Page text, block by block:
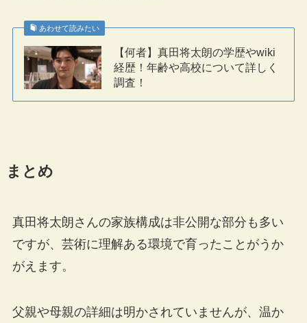
あわせて読みたい
【何者】真田将太朗の学歴やwiki
経歴！年齢や高校について詳しく
調査！
まとめ
真田将太朗さんの家族構成は非公開な部分も多い
ですが、芸術に理解ある環境で育ったことがうか
がえます。
父親や母親の詳細は明かされていませんが、温か